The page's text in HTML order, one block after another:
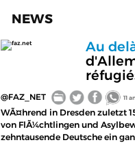
NEWS
faz.net Au
@FAZ_NET 11
WÃ¤hrend in Dresden zuletzt
von FlÃ¼chtlingen und
zehntausende Deutsche ein